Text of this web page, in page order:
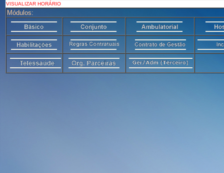
VISUALIZAR HORÁRIO
Módulos: